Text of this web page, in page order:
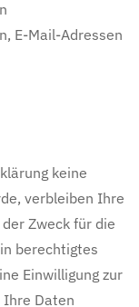
E-Mail-Adressen
keine
verbleiben Ihre
Zweck für die
berechtigtes
Einwilligung zur
Daten